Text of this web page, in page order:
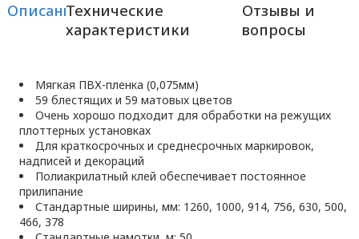
ОписаниеТехнические
характеристики
Отзывы и
вопросы
Мягкая ПВХ-пленка (0,075мм)
59 блестящих и 59 матовых цветов
Очень хорошо подходит для обработки на режущих
плоттерных установках
Для краткосрочных и среднесрочных маркировок,
надписей и декораций
Полиакрилатный клей обеспечивает постоянное
прилипание
Стандартные ширины, мм: 1260, 1000, 914, 756, 630, 500,
466, 378